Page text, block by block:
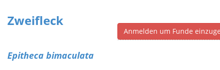
Zweifleck
Anmelden um Funde
Epitheca bimaculata